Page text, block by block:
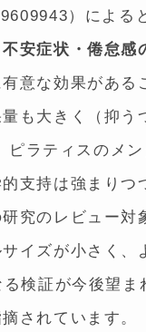
）による
安症状・倦怠感
有意な効果がある
も大きく（抑
ラティスのメ
支持は強まりつ
究のレビュー対
イズが小さく、
検証が今後望ま
されています。